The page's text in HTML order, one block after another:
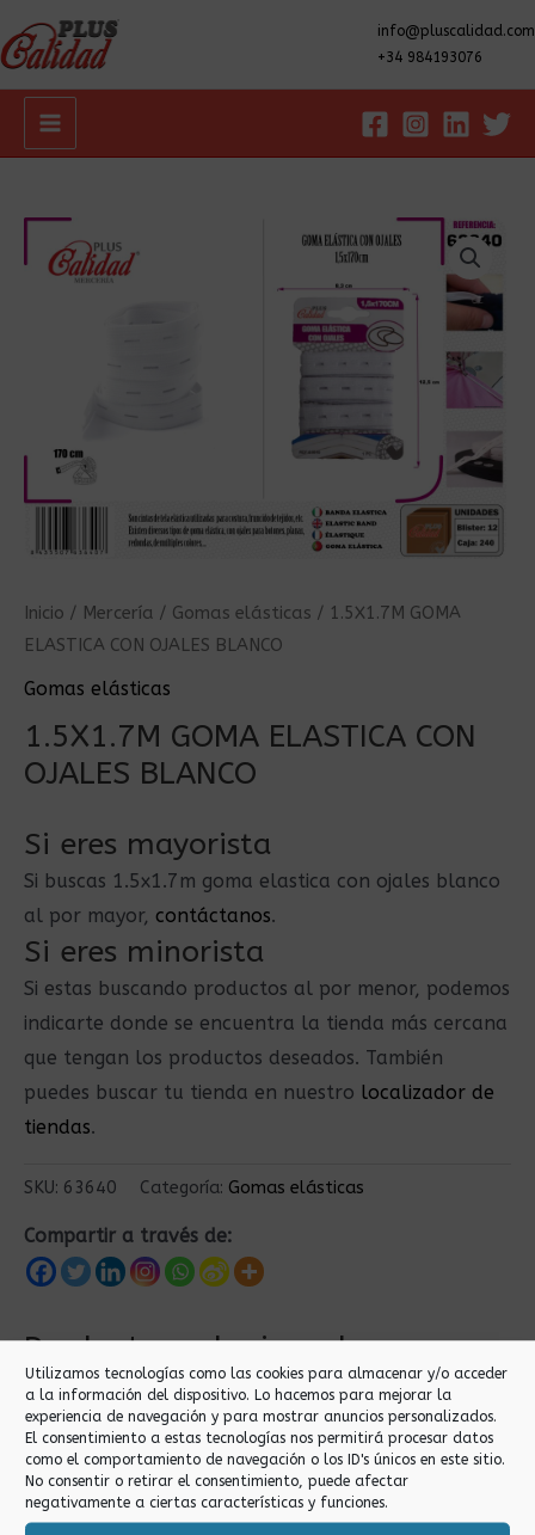
Utilizamos tecnologías como las cookies para almacenar y/o acceder
a la información del dispositivo. Lo hacemos para mejorar la
experiencia de navegación y para mostrar anuncios personalizados.
El consentimiento a estas tecnologías nos permitirá procesar datos
como el comportamiento de navegación o los ID's únicos en este sitio.
No consentir o retirar el consentimiento, puede afectar
negativamente a ciertas características y funciones.
info@pluscalidad.com
+34 984193076
Main
Inicio / Mercería / Gomas elásticas / 1.5X1.7M GOMA
ELASTICA CON OJALES BLANCO
Gomas elásticas
1.5X1.7M GOMA ELASTICA CON
OJALES BLANCO
Si eres mayorista
Si buscas 1.5x1.7m goma elastica con ojales blanco
al por mayor, contáctanos.
Si eres minorista
Si estas buscando productos al por menor, podemos
indicarte donde se encuentra la tienda más cercana
que tengan los productos deseados. También
puedes buscar tu tienda en nuestro localizador de
tiendas.
SKU: 63640 Categoría: Gomas elásticas
Compartir a través de:
Productos relacionados